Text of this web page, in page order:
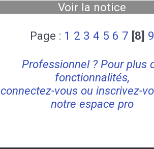
Voir la notice
Page : 1 2 3 4 5 6 7 [8] 9
Professionnel ? Pour plus
fonctionnalités,
connectez-vous ou inscrivez-
notre espace pro